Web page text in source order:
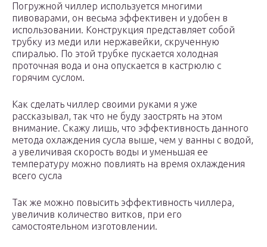
Погружной чиллер используется многими
пивоварами, он весьма эффективен и удобен в
использовании. Конструкция представляет собой
трубку из меди или нержавейки, скрученную
спиралью. По этой трубке пускается холодная
проточная вода и она опускается в кастрюлю с
горячим суслом.
Как сделать чиллер своими руками я уже
рассказывал, так что не буду заострять на этом
внимание. Скажу лишь, что эффективность данного
метода охлаждения сусла выше, чем у ванны с водой,
а увеличивая скорость воды и уменьшая ее
температуру можно повлиять на время охлаждения
всего сусла
Так же можно повысить эффективность чиллера,
увеличив количество витков, при его
самостоятельном изготовлении.